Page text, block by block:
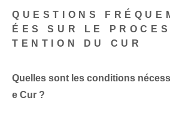
QUESTIONS
ÉES SUR LE
TENTION DU CUR
Quelles sont les conditions
e Cur ?